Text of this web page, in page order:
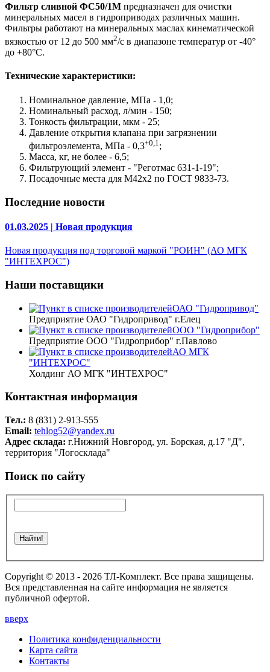
Фильтр сливной ФС50/1М предназначен для очистки
минеральных масел в гидроприводах различных машин.
Фильтры работают на минеральных маслах кинематической
вязкостью от 12 до 500 мм2/с в диапазоне температур от -40°
до +80°C.
Технические характеристики:
Номинальное давление, МПа - 1,0;
Номинальный расход, л/мин - 150;
Тонкость фильтрации, мкм - 25;
Давление открытия клапана при загрязнении
фильтроэлемента, МПа - 0,3+0,1 ;
Масса, кг, не более - 6,5;
Фильтрующий элемент - "Реготмас 631-1-19";
Посадочные места для М42х2 по ГОСТ 9833-73.
Последние новости
01.03.2025 | Новая продукция
Новая продукция под торговой маркой "РОИН" (АО МГК
"ИНТЕХРОС")
Наши поставщики
ОАО "Гидропривод"
Предприятие ОАО "Гидропривод" г.Елец
ООО "Гидроприбор"
Предприятие ООО "Гидроприбор" г.Павлово
АО МГК
"ИНТЕХРОС"
Холдинг АО МГК "ИНТЕХРОС"
Контактная информация
Тел.: 8 (831) 2-913-555
Email: tehlog52@yandex.ru
Адрес склада: г.Нижний Новгород, ул. Борская, д.17 "Д",
территория "Логосклада"
Поиск по сайту
Copyright © 2013 - 2026 ТЛ-Комплект. Все права защищены.
Вся представленная на сайте информация не является
публичной офертой.
вверх
Политика конфиденциальности
Карта сайта
Контакты